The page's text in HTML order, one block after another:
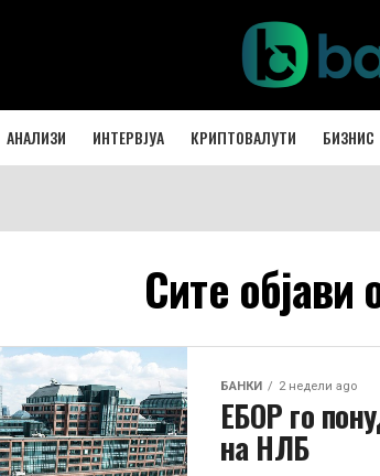
АНАЛИЗИ ИНТЕРВЈУА КРИПТОВАЛУТИ БИЗНИС
Сите
БАНКИ 2 недели ago
ЕБОР го
на НЛБ